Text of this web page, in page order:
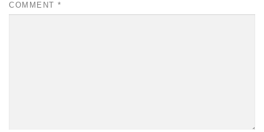
COMMENT *